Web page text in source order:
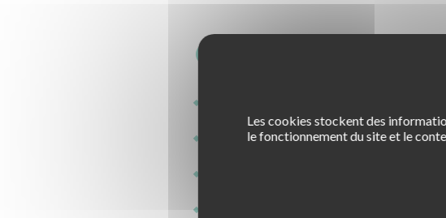
Quelques
100
75.90 € d’économiepour l’achat de100
100
Les cookies stockent des
le fonctionnement du site et le